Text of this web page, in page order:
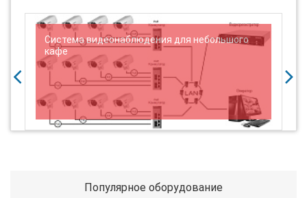
Система видеонаблюдения для небольшого
кафе
Популярное оборудование